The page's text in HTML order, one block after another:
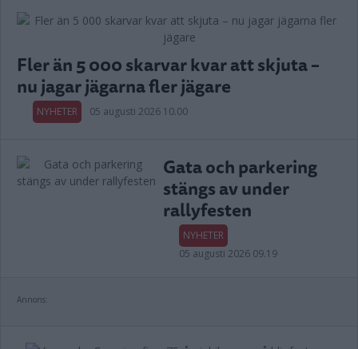
Fler än 5 000 skarvar kvar att skjuta –
nu jagar jägarna fler jägare
NYHETER 05 augusti 2026 10.00
Gata och parkering
stängs av under
rallyfesten
NYHETER
05 augusti 2026 09.19
Annons: